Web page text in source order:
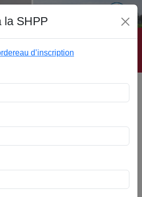
| Auteurs | Editeurs | Rubriques |
| Mots-Clefs | Contact
la SHPP
d’inscription